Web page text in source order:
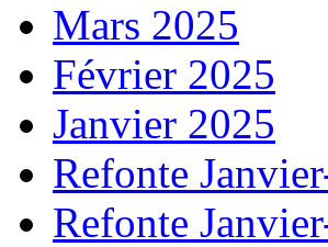
Mars 2025
Février 2025
Janvier 2025
Refonte
Refonte